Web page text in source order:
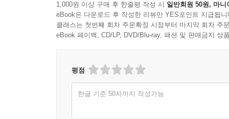
1,000원 이상 구매 후 한줄평 작성 시 일반회원 50원, 마니
eBook은 다운로드 후 작성한 리뷰만 YES포인트 지급됩니
클래스는 첫번째 회차 주문확정 시점부터 마지막 회차 주
eBook 페이백, CD/LP, DVD/Blu-ray, 패션 및 판매금지 상
평점
한글 기준 50자까지 작성가능